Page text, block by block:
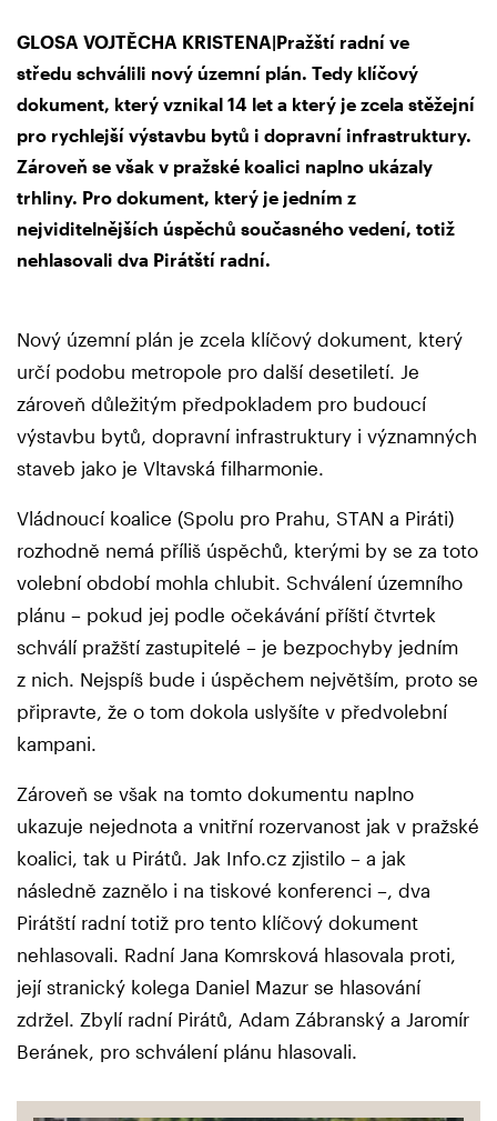
GLOSA VOJTĚCHA KRISTENA|Pražští radní ve
středu schválili nový územní plán. Tedy klíčový
dokument, který vznikal 14 let a který je zcela stěžejní
pro rychlejší výstavbu bytů i dopravní infrastruktury.
Zároveň se však v pražské koalici naplno ukázaly
trhliny. Pro dokument, který je jedním z
nejviditelnějších úspěchů současného vedení, totiž
nehlasovali dva Pirátští radní.
Nový územní plán je zcela klíčový dokument, který
určí podobu metropole pro další desetiletí. Je
zároveň důležitým předpokladem pro budoucí
výstavbu bytů, dopravní infrastruktury i významných
staveb jako je Vltavská filharmonie.
Vládnoucí koalice (Spolu pro Prahu, STAN a Piráti)
rozhodně nemá příliš úspěchů, kterými by se za toto
volební období mohla chlubit. Schválení územního
plánu – pokud jej podle očekávání příští čtvrtek
schválí pražští zastupitelé – je bezpochyby jedním
z nich. Nejspíš bude i úspěchem největším, proto se
připravte, že o tom dokola uslyšíte v předvolební
kampani.
Zároveň se však na tomto dokumentu naplno
ukazuje nejednota a vnitřní rozervanost jak v pražské
koalici, tak u Pirátů. Jak Info.cz zjistilo – a jak
následně zaznělo i na tiskové konferenci –, dva
Pirátští radní totiž pro tento klíčový dokument
nehlasovali. Radní Jana Komrsková hlasovala proti,
její stranický kolega Daniel Mazur se hlasování
zdržel. Zbylí radní Pirátů, Adam Zábranský a Jaromír
Beránek, pro schválení plánu hlasovali.